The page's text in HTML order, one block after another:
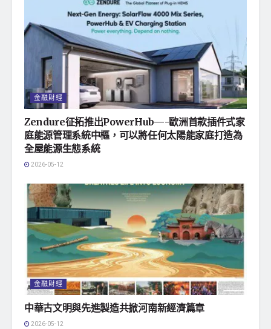
金融財經
Zendure征拓推出PowerHub—-歐洲首款插件式家
庭能源管理系統中樞，可以將任何太陽能家庭打造為
全屋能源生態系統
2026-05-12
金融財經
中華古文明與先進製造共掀河南新經濟篇章
2026-05-12